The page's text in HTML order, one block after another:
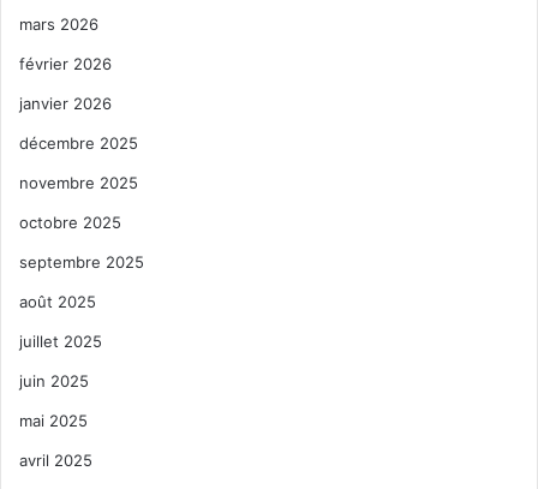
mars 2026
février 2026
janvier 2026
décembre 2025
novembre 2025
octobre 2025
septembre 2025
août 2025
juillet 2025
juin 2025
mai 2025
avril 2025